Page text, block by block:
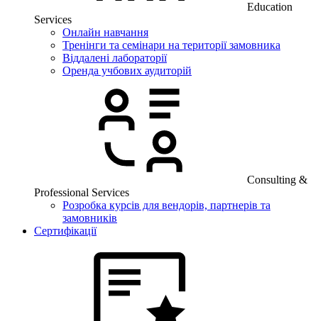
Education
Services
Онлайн навчання
Тренінги та семінари на території замовника
Віддалені лабораторії
Оренда учбових аудиторій
Consulting &
Professional Services
Розробка курсів для вендорів, партнерів та
замовників
Сертифікації